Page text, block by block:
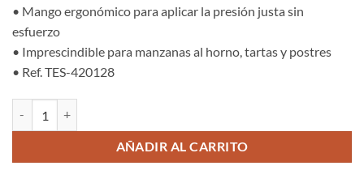
• Mango ergonómico para aplicar la presión justa sin
esfuerzo
• Imprescindible para manzanas al horno, tartas y postres
• Ref. TES-420128
AÑADIR AL CARRITO